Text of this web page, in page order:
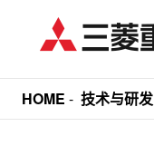
HOME - 技术与研发